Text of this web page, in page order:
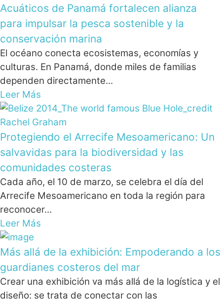
Acuáticos de Panamá fortalecen alianza
para impulsar la pesca sostenible y la
conservación marina
El océano conecta ecosistemas, economías y
culturas. En Panamá, donde miles de familias
dependen directamente...
Leer Más
Protegiendo el Arrecife Mesoamericano: Un
salvavidas para la biodiversidad y las
comunidades costeras
Cada año, el 10 de marzo, se celebra el día del
Arrecife Mesoamericano en toda la región para
reconocer...
Leer Más
Más allá de la exhibición: Empoderando a los
guardianes costeros del mar
Crear una exhibición va más allá de la logística y el
diseño: se trata de conectar con las